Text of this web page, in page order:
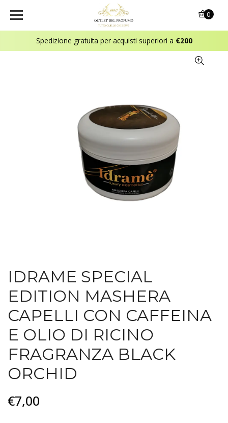
Spedizione gratuita per acquisti superiori a €200
0
IDRAME SPECIAL
EDITION MASHERA
CAPELLI CON CAFFEINA
E OLIO DI RICINO
FRAGRANZA BLACK
ORCHID
€7,00